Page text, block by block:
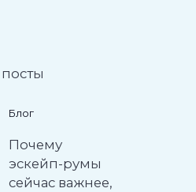
Блог
Почему
эскейп-румы
сейчас важнее,